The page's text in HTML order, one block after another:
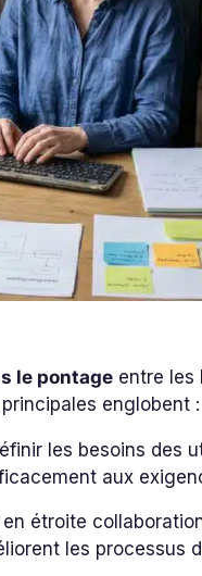
le pontage entre les
englobent :
les besoins des
aux
en étroite
les processus